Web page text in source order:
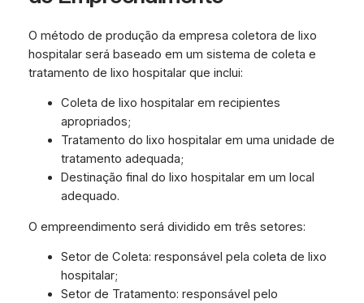
O método de produção da empresa coletora de lixo
hospitalar será baseado em um sistema de coleta e
tratamento de lixo hospitalar que inclui:
Coleta de lixo hospitalar em recipientes
apropriados;
Tratamento do lixo hospitalar em uma unidade de
tratamento adequada;
Destinação final do lixo hospitalar em um local
adequado.
O empreendimento será dividido em três setores:
Setor de Coleta: responsável pela coleta de lixo
hospitalar;
Setor de Tratamento: responsável pelo